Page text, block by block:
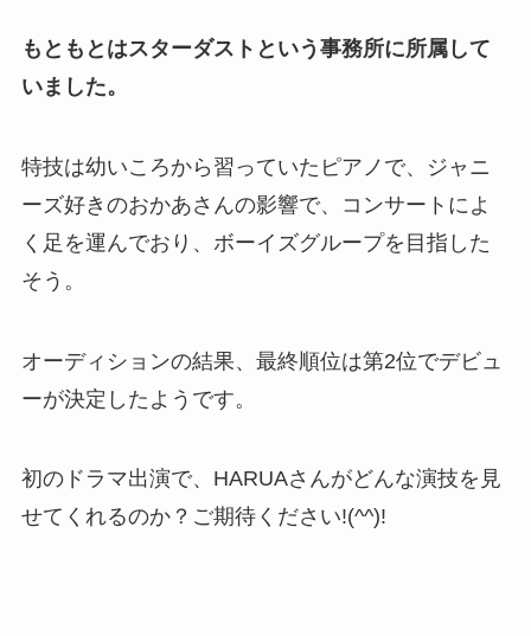
もともとはスターダストという事務所に所属して
いました。
特技は幼いころから習っていたピアノで、ジャニ
ーズ好きのおかあさんの影響で、コンサートによ
く足を運んでおり、ボーイズグループを目指した
そう。
オーディションの結果、最終順位は第2位でデビュ
ーが決定したようです。
初のドラマ出演で、HARUAさんがどんな演技を見
せてくれるのか？ご期待ください!(^^)!